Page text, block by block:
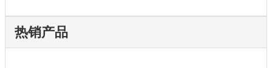
热销产品